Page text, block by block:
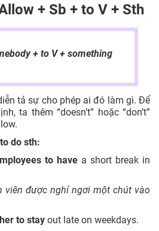
+ Sb + to V + Sth
+ to V + something
tả sự cho phép ai đó làm gì. Để
ta thêm “doesn’t” hoặc “don’t”
do sth:
to have a short break in
viên được nghỉ ngơi một chút vào
to stay out late on weekdays.